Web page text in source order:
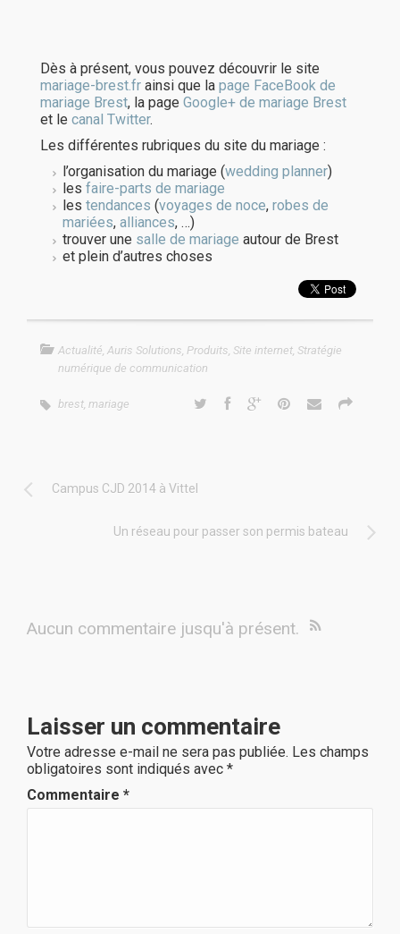
Dès à présent, vous pouvez découvrir le site
mariage-brest.fr ainsi que la page FaceBook de
mariage Brest, la page Google+ de mariage Brest
et le canal Twitter.
Les différentes rubriques du site du mariage :
l’organisation du mariage (wedding planner)
les faire-parts de mariage
les tendances (voyages de noce, robes de
mariées, alliances, …)
trouver une salle de mariage autour de Brest
et plein d’autres choses
Actualité, Auris Solutions, Produits, Site internet, Stratégie
numérique de communication
brest, mariage
Campus CJD 2014 à Vittel
Un réseau pour passer son permis bateau
Aucun commentaire jusqu'à présent.
Laisser un commentaire
Votre adresse e-mail ne sera pas publiée. Les champs
obligatoires sont indiqués avec *
Commentaire *